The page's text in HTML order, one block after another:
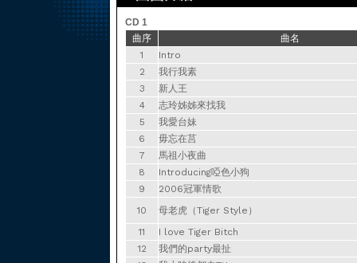
CD 1
曲序
曲名
1
Intro
2
我行我素
3
新人王
4
志玲姊姊來找我
5
我愛台妹
6
毋忘在莒
7
馬祖小夜曲
8
Introducing啞色小狗
9
2006冠軍情歌
10
母老虎（Tiger Style）
11
I love Tiger Bitch
12
我們的party最扯